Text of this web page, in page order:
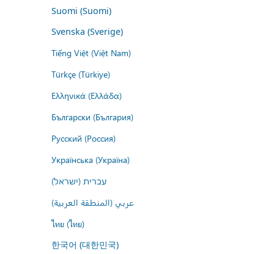
Suomi (Suomi)
Svenska (Sverige)
Tiếng Việt (Việt Nam)
Türkçe (Türkiye)
Ελληνικά (Ελλάδα)
Български (България)
Русский (Россия)
Українська (Україна)
עברית (ישראל)
عربي (المنطقة العربية)
ไทย (ไทย)
한국어 (대한민국)